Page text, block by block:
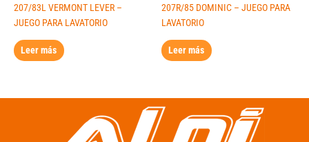
207/83L VERMONT LEVER –
JUEGO PARA LAVATORIO
Leer más
207R/85 DOMINIC – JUEGO PARA
LAVATORIO
Leer más